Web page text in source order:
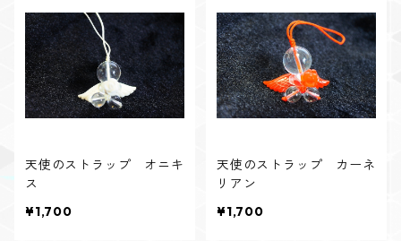
天使のストラップ オニキ
ス
¥1,700
天使のストラップ カーネ
リアン
¥1,700